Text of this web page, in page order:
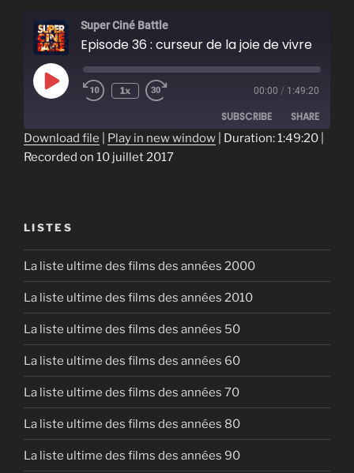
Super Ciné Battle
Episode 36 : curseur de la joie de vivre
Play
Episode
1x 00:00 / 1:49:20
SUBSCRIBE SHARE
SHARE
EMBED
Download file Play in new window Duration: 1:49:20
Recorded on 10 juillet 2017
LISTES
La liste ultime des films des années 2000
La liste ultime des films des années 2010
La liste ultime des films des années 50
La liste ultime des films des années 60
La liste ultime des films des années 70
La liste ultime des films des années 80
La liste ultime des films des années 90